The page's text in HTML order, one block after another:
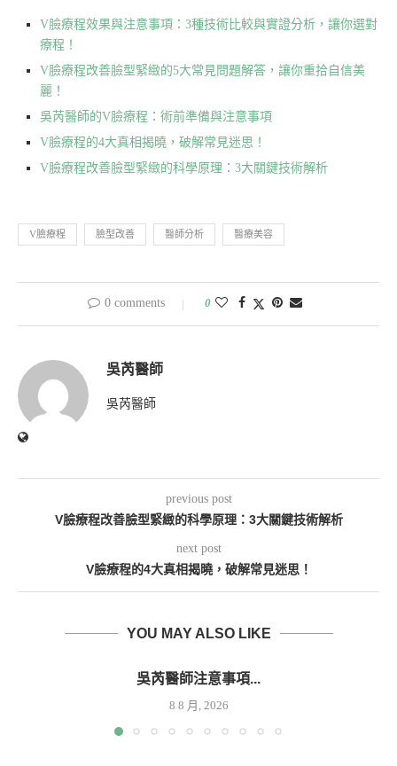
V臉療程效果與注意事項：3種技術比較與實證分析，讓你選對
療程！
V臉療程改善臉型緊緻的5大常見問題解答，讓你重拾自信美
麗！
吳芮醫師的V臉療程：術前準備與注意事項
V臉療程的4大真相揭曉，破解常見迷思！
V臉療程改善臉型緊緻的科學原理：3大關鍵技術解析
V臉療程 臉型改善 醫師分析 醫療美容
0 comments 0
吳芮醫師
吳芮醫師
previous post
V臉療程改善臉型緊緻的科學原理：3大關鍵技術解析
next post
V臉療程的4大真相揭曉，破解常見迷思！
YOU MAY ALSO LIKE
吳芮醫師注意事項...
8 8 月, 2026